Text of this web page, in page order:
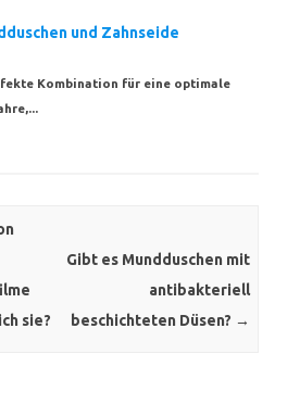
und Zahnseide
Kombination für eine optimale
sie?
Gibt es Mundduschen mit
antibakteriell
beschichteten Düsen? →